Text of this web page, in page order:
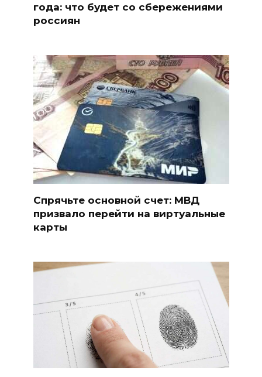
года: что будет со сбережениями
россиян
Спрячьте основной счет: МВД
призвало перейти на виртуальные
карты